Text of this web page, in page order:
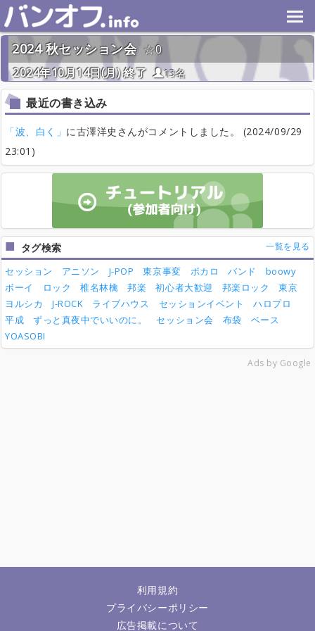
2024 秋セッション会
0
2024年10月14日(月) 終了
13名
最近の書き込み
「波、白く」 に古澤洋史さんがコメントしました。 (2024/09/29
23:01)
タグ検索 一覧を見る
セッション アニソン J-POP 東京事変 ボカロ バンド
boowy
ボーイ
ロック 椎名林檎 邦楽 初心者大歓迎 邦楽ロック
東京
ヨルシカ
J-ROCK ライブハウス セッションイベント
ハロプロ
平成
ずっと真夜中でいいのに。 セッション会 布袋
ベース
YOASOBI
Ads by Google
利用規約
プライバシーポリシー
広告掲載について